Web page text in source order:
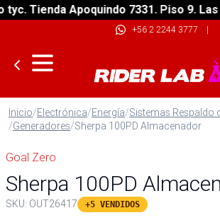
Tienda Apoquindo 7331. Piso 9. Las
+56 2 2244 3777 |
Inicio/Electrónica/Energía/Sistemas Respaldo
/Generadores/Sherpa 100PD Almacenador
Goal Zero
Sherpa 100PD
SKU: OUT26417 +5 VENDIDOS